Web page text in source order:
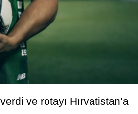
ve rotayı Hırvatistan’a